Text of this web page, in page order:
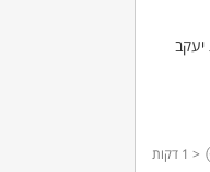
יעקב
< 1 דקות